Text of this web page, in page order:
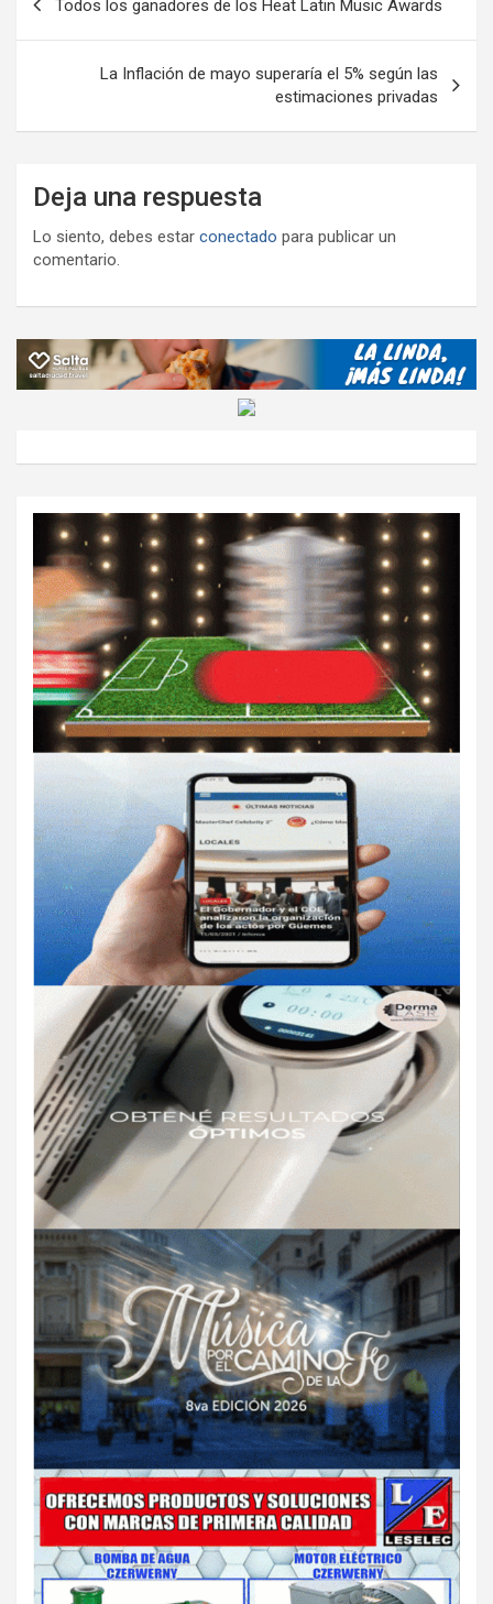
entradas
Todos los ganadores de los Heat Latin Music Awards
La Inflación de mayo superaría el 5% según las
estimaciones privadas
Deja una respuesta
Lo siento, debes estar conectado para publicar un
comentario.